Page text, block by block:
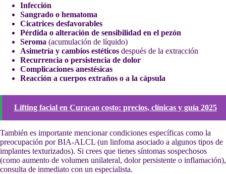
Infección
Sangrado o hematoma
Cicatrices desfavorables
Pérdida o alteración de sensibilidad en el pezón
Seroma (acumulación de líquido)
Asimetría y cambios estéticos después de la extracción
Recurrencia o persistencia de dolor
Complicaciones anestésicas
Reacción a cuerpos extraños o a la cápsula
Lifting facial en Curacao costo: precios, clínicas y guía 2025
También es importante mencionar condiciones específicas como la
preocupación por BIA-ALCL (un linfoma asociado a algunos tipos de
implantes texturizados). Si crees que tienes síntomas sospechosos
(como aumento de volumen unilateral, dolor persistente o inflamación),
consulta de inmediato con un especialista.